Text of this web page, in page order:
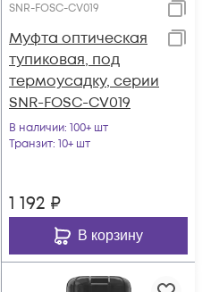
SNR-FOSC-CV019
Муфта оптическая
тупиковая, под
термоусадку, серии
SNR-FOSC-CV019
В наличии: 100+ шт
Транзит: 10+ шт
1 192 ₽
В корзину